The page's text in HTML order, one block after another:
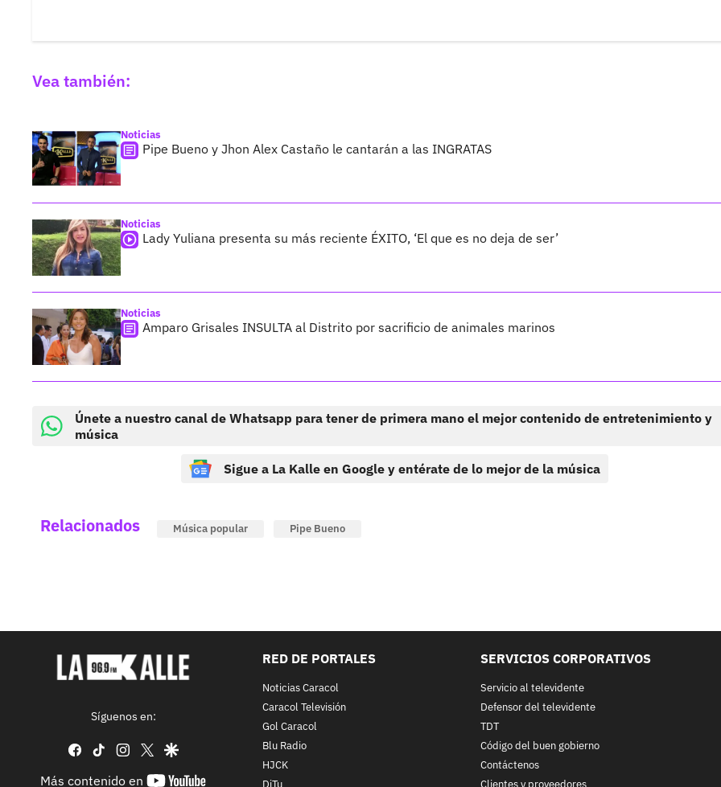
Vea también:
Noticias
Pipe Bueno y Jhon Alex Castaño le cantarán a las INGRATAS
Noticias
Lady Yuliana presenta su más reciente ÉXITO, ‘El que es no deja de ser’
Noticias
Amparo Grisales INSULTA al Distrito por sacrificio de animales marinos
Únete a nuestro canal de Whatsapp para tener de primera mano el mejor contenido de entretenimiento y
música
Sigue a La Kalle en Google y entérate de lo mejor de la música
Relacionados Música popular Pipe Bueno
Síguenos en:
facebook
tiktok instagram
twittergoogle
Más contenido en
youtube-
RED DE PORTALES
Noticias Caracol
Caracol Televisión
Gol Caracol
Blu Radio
HJCK
SERVICIOS CORPORATIVOS
Servicio al televidente
Defensor del televidente
TDT
Código del buen gobierno
Contáctenos